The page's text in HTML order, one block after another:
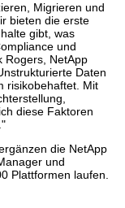
Migrieren und
bieten die erste
gibt, was
und
Rogers, NetApp
Daten
risikobehaftet. Mit
diese Faktoren
die NetApp
und
Plattformen laufen.